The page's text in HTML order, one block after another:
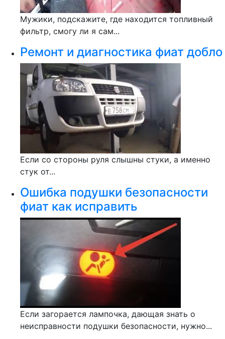
Мужики, подскажите, где находится топливный
фильтр, смогу ли я сам...
Ремонт и диагностика фиат добло
Если со стороны руля слышны стуки, а именно
стук от...
Ошибка подушки безопасности
фиат как исправить
Если загорается лампочка, дающая знать о
неисправности подушки безопасности, нужно...